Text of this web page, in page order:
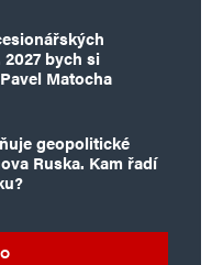
2027 bych si
Matocha
geopolitické
Ruska. Kam řadí